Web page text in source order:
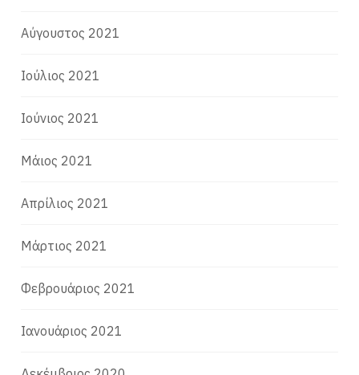
Αύγουστος 2021
Ιούλιος 2021
Ιούνιος 2021
Μάιος 2021
Απρίλιος 2021
Μάρτιος 2021
Φεβρουάριος 2021
Ιανουάριος 2021